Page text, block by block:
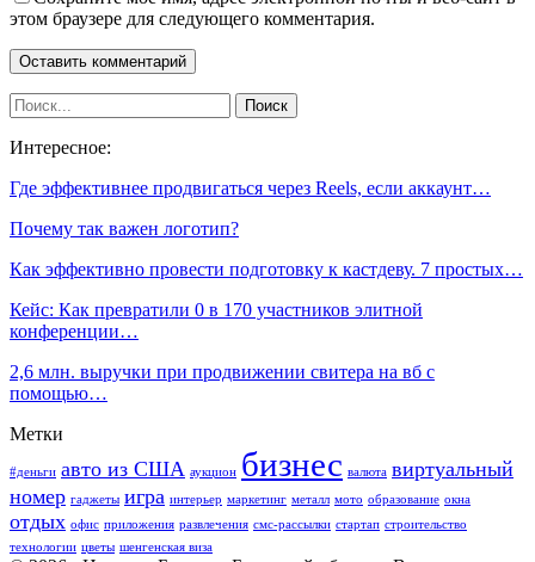
этом браузере для следующего комментария.
Интересное:
Где эффективнее продвигаться через Reels, если аккаунт…
Почему так важен логотип?
Как эффективно провести подготовку к кастдеву. 7 простых…
Кейс: Как превратили 0 в 170 участников элитной
конференции…
2,6 млн. выручки при продвижении свитера на вб с
помощью…
Метки
#деньги авто из США аукцион бизнес валюта виртуальный
номер гаджеты игра интерьер маркетинг металл мото образование окна
отдых офис приложения развлечения смс-рассылки стартап строительство
технологии цветы шенгенская виза